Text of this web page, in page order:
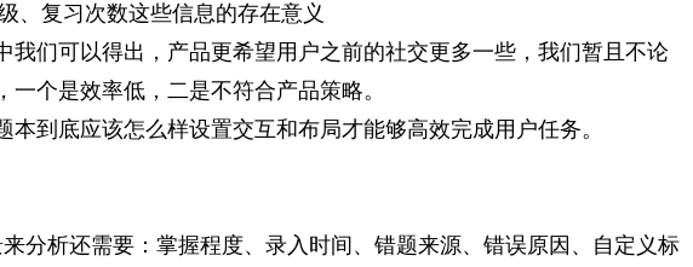
、复习次数这些信息的存在意义
们可以得出，产品更希望用户之前的社交更多一些，我们暂且不论
个是效率低，二是不符合产品策略。
到底应该怎么样设置交互和布局才能够高效完成用户任务。
分析还需要：掌握程度、录入时间、错题来源、错误原因、自定义标